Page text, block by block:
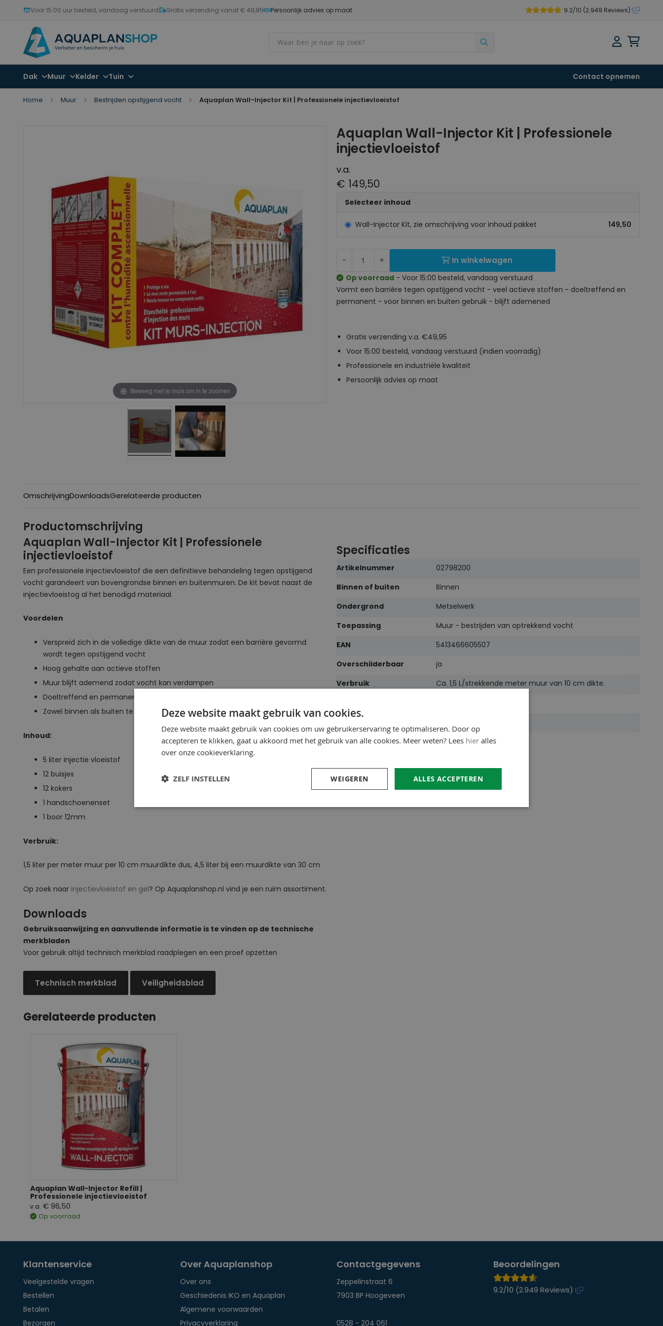
Voor 15:00 uur besteld, vandaag verstuurd Gratis verzending vanaf € 49,95 Persoonlijk advies op maat 9.2/10 (2.949 Reviews)
Dak Muur Kelder Tuin Contact opnemen
Home Muur Bestrijden opstijgend vocht Aquaplan Wall-Injector Kit | Professionele injectievloeistof
Aquaplan Wall-Injector Kit | Professionele
injectievloeistof
v.a.
€ 149,50
Op voorraad - Voor 15:00 besteld, vandaag verstuurd
Vormt een barrière tegen opstijgend vocht - veel actieve stoffen - doeltreffend en
permanent - voor binnen en buiten gebruik - blijft ademened
Selecteer inhoud
Wall-Injector Kit, zie omschrijving voor inhoud pakket 149,50
- + In winkelwagen
Gratis verzending v.a. €49,95
Voor 15:00 besteld, vandaag verstuurd (indien voorradig)
Professionele en industriële kwaliteit
Persoonlijk advies op maat
afbeeldingen-
afbeeldingen-
Beweeg met je muis om in te zoomen
OmschrijvingDownloadsGerelateerde producten
Productomschrijving
Aquaplan Wall-Injector Kit | Professionele
injectievloeistof
Een professionele injectievloeistof die een definitieve behandeling tegen opstijgend
vocht garandeert van bovengrondse binnen en buitenmuren. De kit bevat naast de
injectievloeistog al het benodigd materiaal.
Voordelen
Verspreid zich in de volledige dikte van de muur zodat een barrière gevormd
wordt tegen opstijgend vocht
Hoog gehalte aan actieve stoffen
Muur blijft ademend zodat vocht kan verdampen
Doeltreffend en permanent
Zowel binnen als buiten te gebruiken
Inhoud:
5 liter injectie vloeistof
12 buisjes
12 kokers
1 handschoenenset
1 boor 12mm
Verbruik:
1,5 liter per meter muur per 10 cm muurdikte dus, 4,5 liter bij een muurdikte van 30 cm
Op zoek naar injectievloeistof en gel? Op Aquaplanshop.nl vind je een ruim assortiment.
Downloads
Gebruiksaanwijzing en aanvullende informatie is te vinden op de technische
merkbladen
Voor gebruik altijd technisch merkblad raadplegen en een proef opzetten
Technisch merkblad Veiligheidsblad
Specificaties
Meer
Artikelnummer
02798200
Binnen of buiten
Binnen
Ondergrond
Metselwerk
Toepassing
Muur - bestrijden van optrekkend vocht
EAN
5413466605507
Overschilderbaar
ja
Verbruik
Ca. 1,5 L/strekkende meter muur van 10 cm dikte.
Materiaal
Siloxaanhars
Gerelateerde producten
Aquaplan Wall-Injector Refill |
Professionele injectievloeistof
v.a. € 96,50
Op voorraad
Klantenservice
Veelgestelde vragen
Bestellen
Betalen
Bezorgen
Over Aquaplanshop
Over ons
Geschiedenis IKO en Aquaplan
Algemene voorwaarden
Privacyverklaring
Contactgegevens
Zeppelinstraat 6
7903 BP Hoogeveen
0528 - 204 061
Beoordelingen
9.2/10 (2.949 Reviews)
Deze website maakt gebruik van cookies.
Deze website maakt gebruik van cookies om uw gebruikerservaring te optimaliseren. Door op
accepteren te klikken, gaat u akkoord met het gebruik van alle cookies. Meer weten? Lees hier alles
over onze cookieverklaring.
ALLES ACCEPTEREN
WEIGEREN
ZELF INSTELLEN